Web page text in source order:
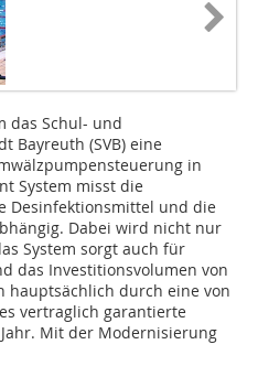
das Schul- und
Bayreuth (SVB) eine
in
System misst die
Desinfektionsmittel und die
Dabei wird nicht nur
System sorgt auch für
das Investi­tionsvolumen von
hauptsächlich durch eine von
­vertraglich garantierte
Mit der Modernisierung